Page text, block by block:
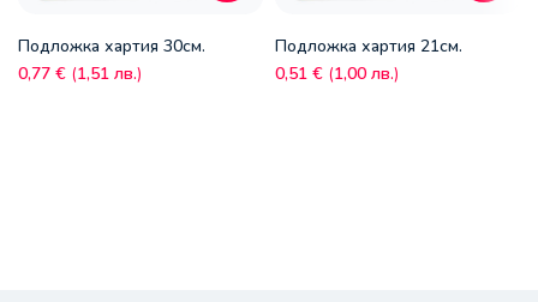
Подложка хартия 30см.
0,77 € (1,51 лв.)
Подложка хартия 21см.
0,51 € (1,00 лв.)